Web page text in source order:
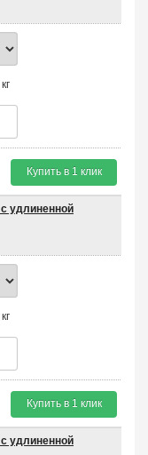
кг
Купить в 1 клик
удлиненной
кг
Купить в 1 клик
удлиненной